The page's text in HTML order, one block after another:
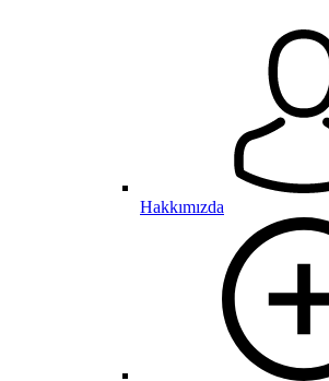
Hakkımızda